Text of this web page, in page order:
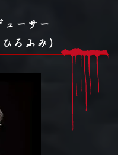
ーサー
ろふみ）